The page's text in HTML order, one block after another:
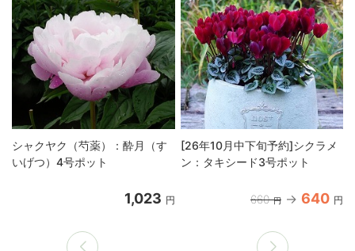
シャクヤク（芍薬）：酔月（す
いげつ）4号ポット
1,023 円
[26年10月中下旬予約]シクラメ
ン：タキシード3号ポット
660 円 640 円